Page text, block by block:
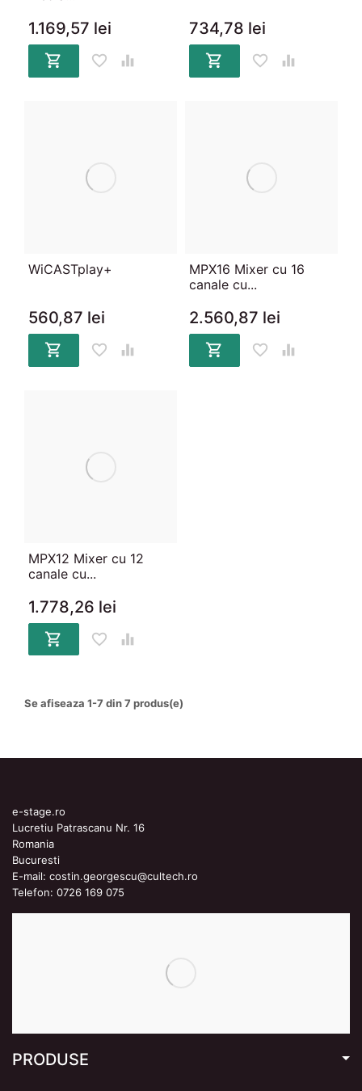
1.169,57 lei
  
734,78 lei
  
WiCASTplay+
560,87 lei
  
MPX16 Mixer cu 16
canale cu...
2.560,87 lei
  
MPX12 Mixer cu 12
canale cu...
1.778,26 lei
  
Se afiseaza 1-7 din 7 produs(e)
e-stage.ro
Lucretiu Patrascanu Nr. 16
Romania
Bucuresti
E-mail: costin.georgescu@cultech.ro
Telefon: 0726 169 075
PRODUSE